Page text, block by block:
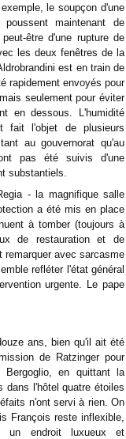
le soupçon d'une
maintenant de
être d'une rupture de
les deux fenêtres de la
est en train de
rapidement envoyés pour
seulement pour éviter
en dessous. L'humidité
fait l'objet de plusieurs
au gouvernorat qu'au
pas été suivis d'une
substantiels.
- la magnifique salle
a été mis en place
à tomber (toujours à
de restauration et de
remarquer avec sarcasme
refléter l'état général
urgente. Le pape
ans, bien qu'il ait été
de Ratzinger pour
Bergoglio, en quittant la
dans l'hôtel quatre étoiles
n'ont servi à rien. On
François reste inflexible,
un endroit luxueux et